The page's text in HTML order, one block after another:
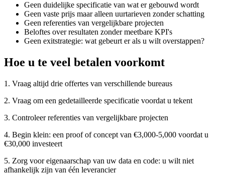
Geen duidelijke specificatie van wat er gebouwd wordt
Geen vaste prijs maar alleen uurtarieven zonder schatting
Geen referenties van vergelijkbare projecten
Beloftes over resultaten zonder meetbare KPI's
Geen exitstrategie: wat gebeurt er als u wilt overstappen?
Hoe u te veel betalen voorkomt
1. Vraag altijd drie offertes van verschillende bureaus
2. Vraag om een gedetailleerde specificatie voordat u tekent
3. Controleer referenties van vergelijkbare projecten
4. Begin klein: een proof of concept van €3,000-5,000 voordat u
€30,000 investeert
5. Zorg voor eigenaarschap van uw data en code: u wilt niet
afhankelijk zijn van één leverancier